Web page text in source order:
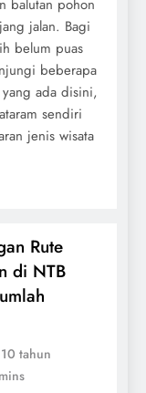
balutan pohon
jalan. Bagi
belum puas
beberapa
ada disini,
sendiri
jenis wisata
Rute
di NTB
10 tahun